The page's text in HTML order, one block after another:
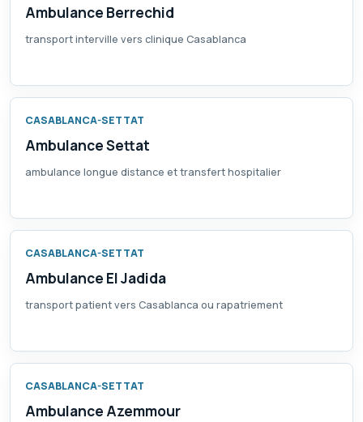
Ambulance Berrechid
transport interville vers clinique Casablanca
CASABLANCA-SETTAT
Ambulance Settat
ambulance longue distance et transfert hospitalier
CASABLANCA-SETTAT
Ambulance El Jadida
transport patient vers Casablanca ou rapatriement
CASABLANCA-SETTAT
Ambulance Azemmour